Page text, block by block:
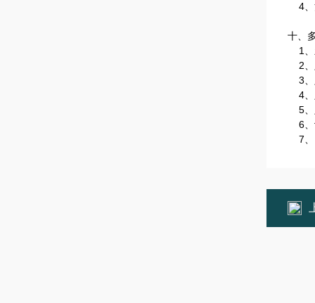
4
十、
1
2
3
4
5
6
7